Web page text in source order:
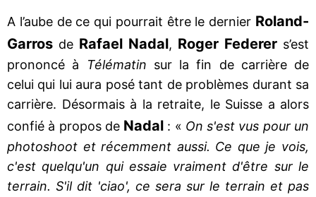
A l’aube de ce qui pourrait être le dernier Roland-
Garros de Rafael Nadal, Roger Federer s’est
prononcé à
Télématin sur la fin de carrière de
celui qui lui aura posé tant de problèmes durant sa
carrière. Désormais à la retraite, le Suisse a alors
confié à propos de Nadal : « On s'est vus pour un
photoshoot et récemment aussi. Ce que je vois,
c'est quelqu'un qui essaie vraiment d'être sur le
terrain. S'il dit 'ciao', ce sera sur le terrain et pas